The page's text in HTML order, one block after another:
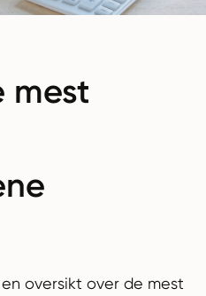
mest
oversikt over de mest